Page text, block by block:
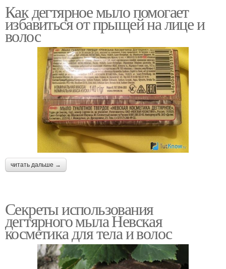
Как дегтярное мыло помогает
избавиться от прыщей на лице и
волос
читать дальше →
Секреты использования
дегтярного мыла Невская
косметика для тела и волос